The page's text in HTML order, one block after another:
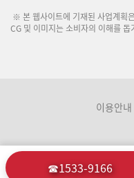
※ 본 웹사이트에 기재된 사업계획
CG 및 이미지는 소비자의 이해를
이용안내
☎1533-9166